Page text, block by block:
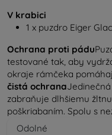
V krabici
1 x puzdro Eiger
Ochrana proti pádu
testované tak, aby
okraje rámčeka
čistá ochrana
zabraňuje dlhšiemu
poškriabaním. Spolu s
Odolné